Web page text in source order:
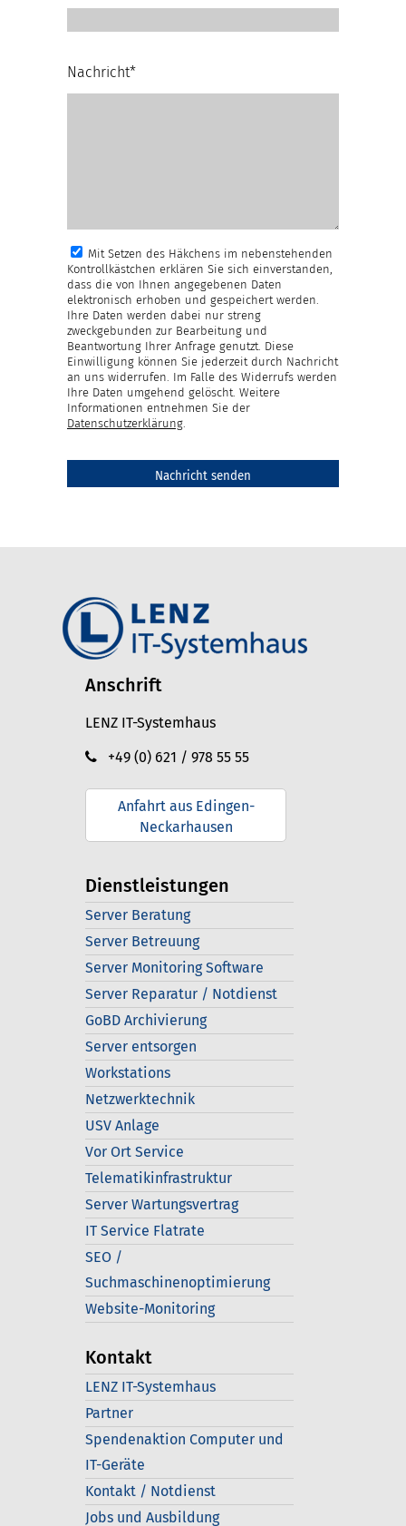
Nachricht*
Mit Setzen des Häkchens im nebenstehenden
Kontrollkästchen erklären Sie sich einverstanden,
dass die von Ihnen angegebenen Daten
elektronisch erhoben und gespeichert werden.
Ihre Daten werden dabei nur streng
zweckgebunden zur Bearbeitung und
Beantwortung Ihrer Anfrage genutzt. Diese
Einwilligung können Sie jederzeit durch Nachricht
an uns widerrufen. Im Falle des Widerrufs werden
Ihre Daten umgehend gelöscht. Weitere
Informationen entnehmen Sie der
Datenschutzerklärung
Anschrift
LENZ IT-Systemhaus
+49 (0) 621 / 978 55 55
Anfahrt aus Edingen-
Neckarhausen
Dienstleistungen
Server Beratung
Server Betreuung
Server Monitoring Software
Server Reparatur / Notdienst
GoBD Archivierung
Server entsorgen
Workstations
Netzwerktechnik
USV Anlage
Vor Ort Service
Telematikinfrastruktur
Server Wartungsvertrag
IT Service Flatrate
SEO /
Suchmaschinenoptimierung
Website-Monitoring
Kontakt
LENZ IT-Systemhaus
Partner
Spendenaktion Computer und
IT-Geräte
Kontakt / Notdienst
Jobs und Ausbildung